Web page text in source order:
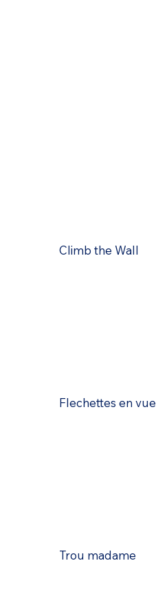
Climb the Wall
Flechettes en vue
Trou madame